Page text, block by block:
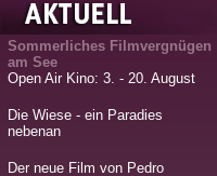
Sommerliches Filmvergnügen
am See
Open Air Kino: 3. - 20. August
Die Wiese - ein Paradies
nebenan
Der neue Film von Pedro